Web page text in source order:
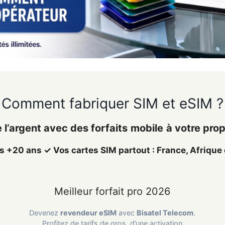
Comment fabriquer SIM et eSIM ?
l’argent avec desforfaits mobile à votre
+20 ans ✓ Vos cartes SIM partout : France,
Meilleur forfait pro 2026
Devenez revendeur eSIM avec Bisatel Telecom.